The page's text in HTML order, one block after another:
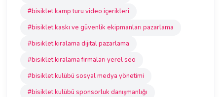
#bisiklet kamp turu video içerikleri
#bisiklet kaskı ve güvenlik ekipmanları pazarlama
#bisiklet kiralama dijital pazarlama
#bisiklet kiralama firmaları yerel seo
#bisiklet kulübü sosyal medya yönetimi
#bisiklet kulübü sponsorluk danışmanlığı